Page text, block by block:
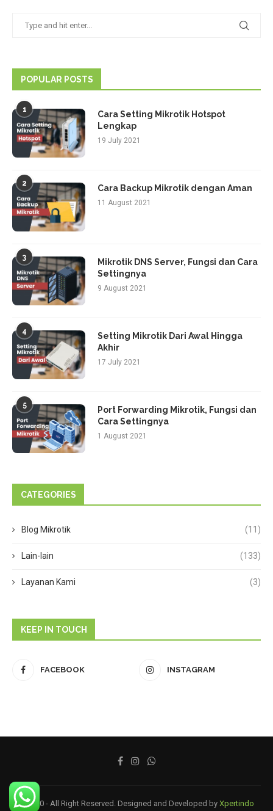
POPULAR POSTS
1
Cara Setting Mikrotik Hotspot
Lengkap
19 July 2021
2 Cara Backup Mikrotik dengan Aman
11 August 2021
3
Mikrotik DNS Server, Fungsi dan Cara
Settingnya
9 August 2021
4
Setting Mikrotik Dari Awal Hingga
Akhir
17 July 2021
5
Port Forwarding Mikrotik, Fungsi dan
Cara Settingnya
1 August 2021
CATEGORIES
Blog Mikrotik (11)
Lain-lain (133)
Layanan Kami (3)
KEEP IN TOUCH
FACEBOOK INSTAGRAM
@2020 - All Right Reserved. Designed and Developed by Xpertindo